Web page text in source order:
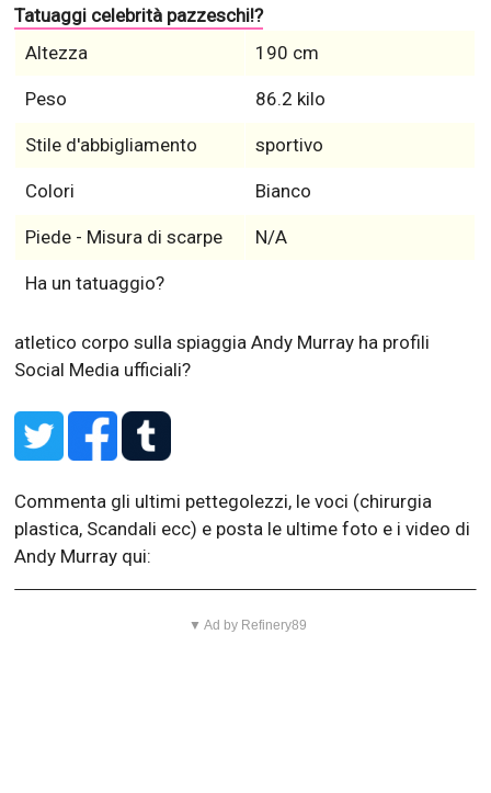
Tatuaggi celebrità pazzeschi!?
Altezza
190 cm
Peso 86.2 kilo
Stile d'abbigliamento sportivo
Colori Bianco
Piede - Misura di scarpe N/A
Ha un tatuaggio?
atletico corpo sulla spiaggiaAndy Murray ha profili
Social Media ufficiali?
Commenta gli ultimi pettegolezzi, le voci (chirurgia
plastica, Scandali ecc) e posta le ultime foto e i video di
Andy Murray qui:
▼ Ad by Refinery89